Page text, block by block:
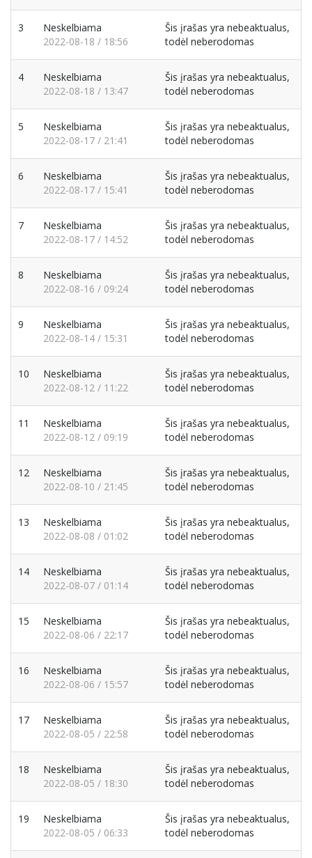
3
Neskelbiama
2022-08-18 / 18:56
Šis įrašas yra nebeaktualus,
todėl neberodomas
4
Neskelbiama
2022-08-18 / 13:47
Šis įrašas yra nebeaktualus,
todėl neberodomas
5
Neskelbiama
2022-08-17 / 21:41
Šis įrašas yra nebeaktualus,
todėl neberodomas
6
Neskelbiama
2022-08-17 / 15:41
Šis įrašas yra nebeaktualus,
todėl neberodomas
7
Neskelbiama
2022-08-17 / 14:52
Šis įrašas yra nebeaktualus,
todėl neberodomas
8
Neskelbiama
2022-08-16 / 09:24
Šis įrašas yra nebeaktualus,
todėl neberodomas
9
Neskelbiama
2022-08-14 / 15:31
Šis įrašas yra nebeaktualus,
todėl neberodomas
10
Neskelbiama
2022-08-12 / 11:22
Šis įrašas yra nebeaktualus,
todėl neberodomas
11
Neskelbiama
2022-08-12 / 09:19
Šis įrašas yra nebeaktualus,
todėl neberodomas
12
Neskelbiama
2022-08-10 / 21:45
Šis įrašas yra nebeaktualus,
todėl neberodomas
13
Neskelbiama
2022-08-08 / 01:02
Šis įrašas yra nebeaktualus,
todėl neberodomas
14
Neskelbiama
2022-08-07 / 01:14
Šis įrašas yra nebeaktualus,
todėl neberodomas
15
Neskelbiama
2022-08-06 / 22:17
Šis įrašas yra nebeaktualus,
todėl neberodomas
16
Neskelbiama
2022-08-06 / 15:57
Šis įrašas yra nebeaktualus,
todėl neberodomas
17
Neskelbiama
2022-08-05 / 22:58
Šis įrašas yra nebeaktualus,
todėl neberodomas
18
Neskelbiama
2022-08-05 / 18:30
Šis įrašas yra nebeaktualus,
todėl neberodomas
19
Neskelbiama
2022-08-05 / 06:33
Šis įrašas yra nebeaktualus,
todėl neberodomas